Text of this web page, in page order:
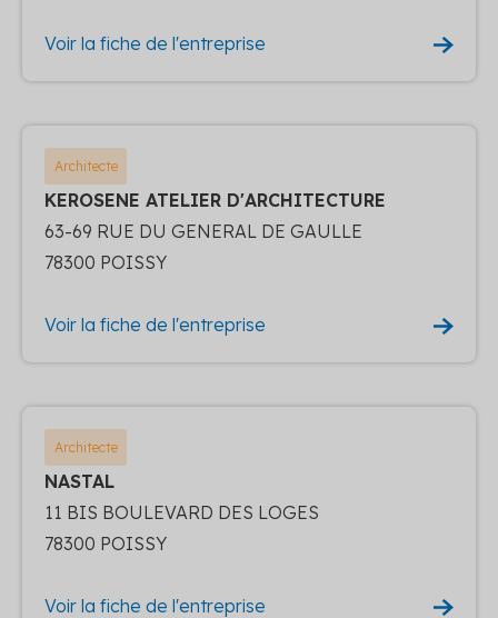
Voir la fiche de l'entreprise
Architecte
KEROSENE ATELIER D'ARCHITECTURE
63-69 RUE DU GENERAL DE GAULLE
78300 POISSY
Voir la fiche de l'entreprise
Architecte
NASTAL
11 BIS BOULEVARD DES LOGES
78300 POISSY
Voir la fiche de l'entreprise